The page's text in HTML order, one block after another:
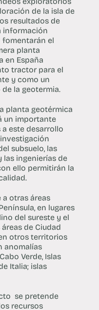
de la isla de
resultados de
información
fomentarán el
planta
en España
tractor para el
y como un
la geotermia.
planta geotérmica
un importante
este desarrollo
subsuelo, las
las ingenierías de
ello permitirán la
otras áreas
en lugares
del sureste y el
de Ciudad
otros territorios
anomalías
Verde, Islas
Italia; islas
se pretende
recursos